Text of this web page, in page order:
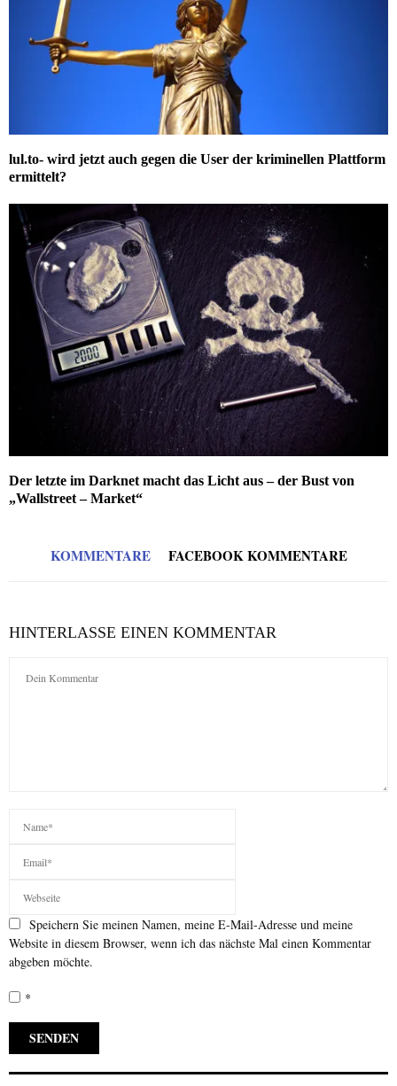
lul.to- wird jetzt auch gegen die User der kriminellen Plattform
ermittelt?
Der letzte im Darknet macht das Licht aus – der Bust von
„Wallstreet – Market“
KOMMENTARE FACEBOOK KOMMENTARE
HINTERLASSE EINEN KOMMENTAR
Speichern Sie meinen Namen, meine E-Mail-Adresse und meine
Website in diesem Browser, wenn ich das nächste Mal einen Kommentar
abgeben möchte.
*